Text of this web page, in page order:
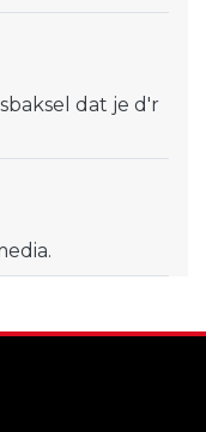
dat je d'r